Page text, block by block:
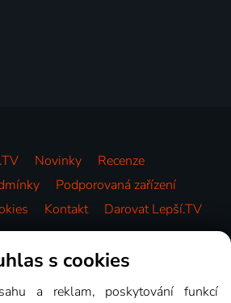
Novinky
Recenze
Podporovaná zařízení
Kontakt Darovat Lepší.TV
Videotéka
s cookies
a reklam, poskytování funkcí